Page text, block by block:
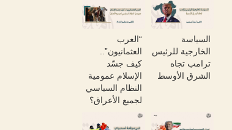
السياسة
الخارجية للرئيس
ترامب تجاه
الشرق الأوسط
“العرب
العثمانيون”..
كيف جسّد
الإسلام عمومية
النظام السياسي
لجميع الأعراق؟